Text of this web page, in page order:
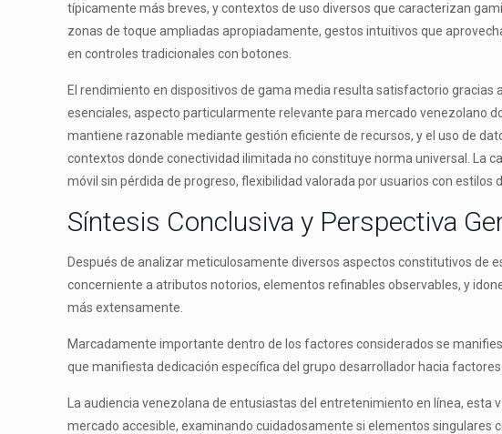
típicamente más breves, y contextos de uso diversos que caracterizan
zonas de toque ampliadas apropiadamente, gestos intuitivos que
en controles tradicionales con botones.
El rendimiento en dispositivos de gama media resulta satisfactorio
esenciales, aspecto particularmente relevante para mercado venezolano
mantiene razonable mediante gestión eficiente de recursos, y el uso de
contextos donde conectividad ilimitada no constituye norma universal. La
móvil sin pérdida de progreso, flexibilidad valorada por usuarios con estilos
Síntesis Conclusiva y Perspectiva
Después de analizar meticulosamente diversos aspectos constitutivos de
concerniente a atributos notorios, elementos refinables observables, y
más extensamente.
Marcadamente importante dentro de los factores considerados se
que manifiesta dedicación específica del grupo desarrollador hacia
La audiencia venezolana de entusiastas del entretenimiento en línea,
mercado accesible, examinando cuidadosamente si elementos